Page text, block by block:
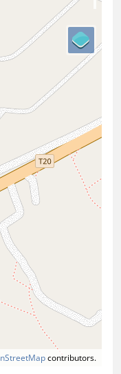
contributors.